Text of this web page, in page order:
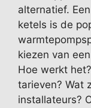
alternatief.
ketels is de
kiezen van een
Hoe werkt
tarieven? Wat
installateurs?